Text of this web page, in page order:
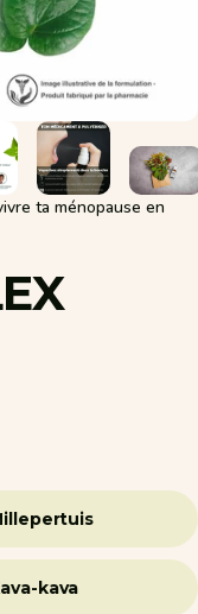
ta ménopause en
kava